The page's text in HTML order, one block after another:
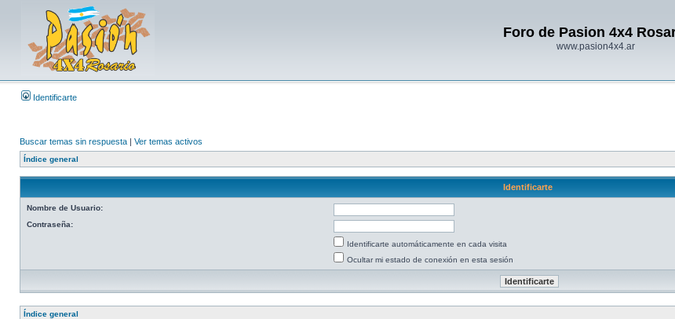
Foro de Pasion 4x4
www.pasion4x4.ar
Identificarte
Buscar temas sin respuesta | Ver temas activos
Índice general
Identificarte
Nombre de Usuario:
Contraseña:
Identificarte automáticamente en cada visita
Ocultar mi estado de conexión en esta sesión
Índice general